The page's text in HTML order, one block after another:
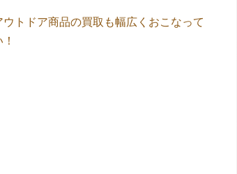
トドア商品の買取も幅広くおこなって